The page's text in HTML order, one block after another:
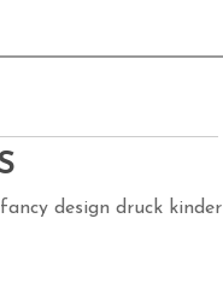
design druck